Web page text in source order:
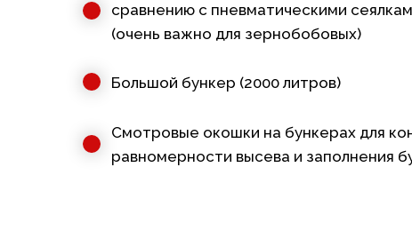
сравнению с пневматическими
(очень важно для зернобобовых)
Смотровые окошки на бункерах для
равномерности высева и заполнения
Большой бункер (2000 литров)